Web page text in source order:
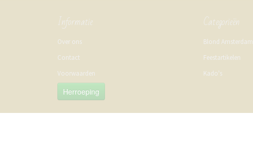
Informatie
Over ons
Contact
Voorwaarden
Herroeping
Categorieën
Blond Amsterdam
Feestartikelen
Kado's